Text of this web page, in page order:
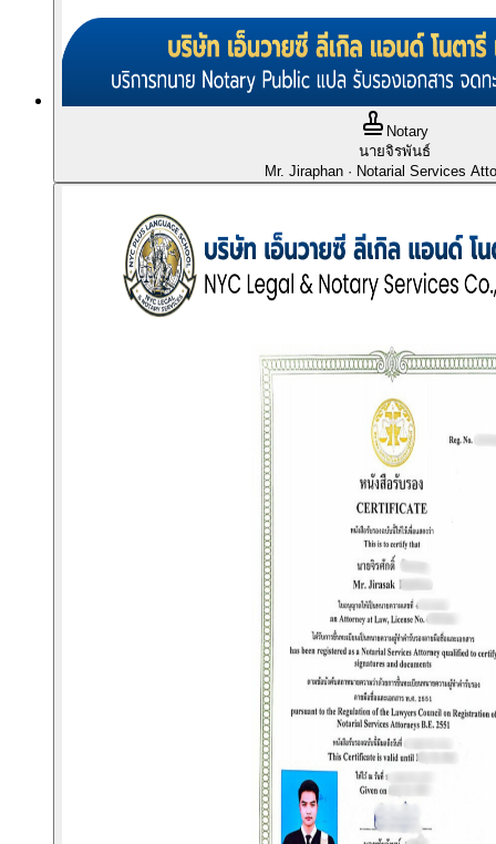
Notary
นายจิรพันธ์
Mr. Jiraphan· Notarial Services